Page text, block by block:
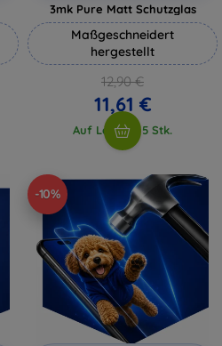
3mk Pure Matt Schutzglas
Maßgeschneidert
hergestellt
12,90 €
11,61 €
Auf Lager > 5 Stk.
-10%